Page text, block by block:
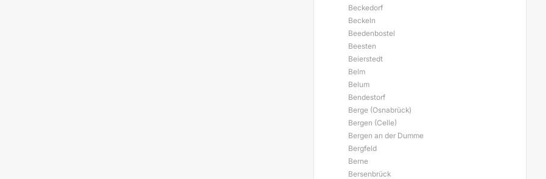
Beckedorf
Beckeln
Beedenbostel
Beesten
Beierstedt
Belm
Belum
Bendestorf
Berge (Osnabrück)
Bergen (Celle)
Bergen an der Dumme
Bergfeld
Berne
Bersenbrück